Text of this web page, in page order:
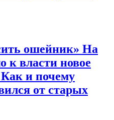
ошейник» На
к власти новое
и почему
от старых